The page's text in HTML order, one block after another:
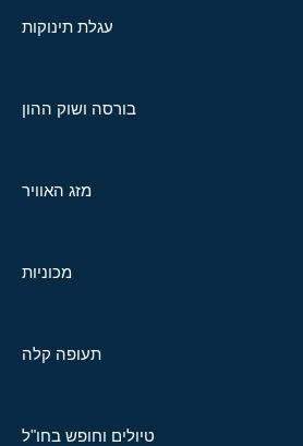
עגלת תינוקות
בורסה ושוק ההון
מזג האוויר
מכוניות
תעופה קלה
טיולים וחופש בחו"ל